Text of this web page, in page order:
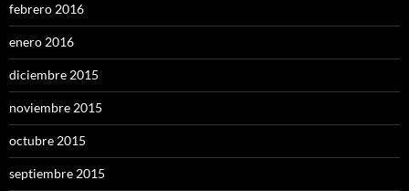
febrero 2016
enero 2016
diciembre 2015
noviembre 2015
octubre 2015
septiembre 2015